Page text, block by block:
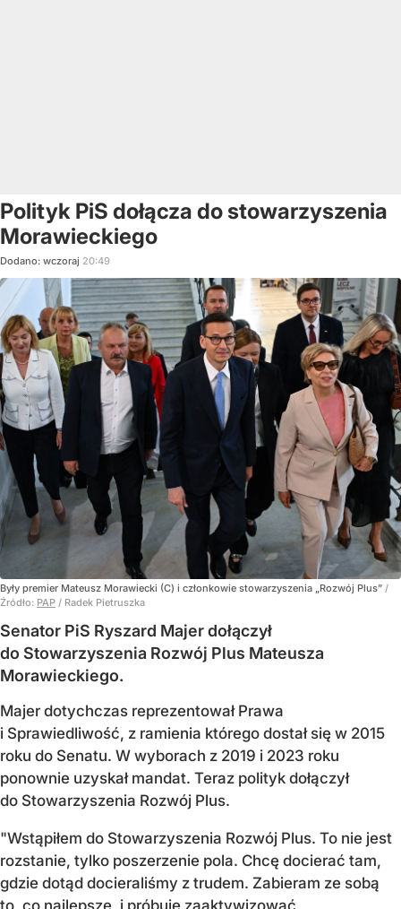
Polityk PiS dołącza do stowarzyszenia
Morawieckiego
Dodano: wczoraj 20:49
Były premier Mateusz Morawiecki (C) i członkowie stowarzyszenia „Rozwój Plus” /
Źródło: PAP / Radek Pietruszka
Senator PiS Ryszard Majer dołączył
do Stowarzyszenia Rozwój Plus Mateusza
Morawieckiego.
Majer dotychczas reprezentował Prawa
i Sprawiedliwość, z ramienia którego dostał się w 2015
roku do Senatu. W wyborach z 2019 i 2023 roku
ponownie uzyskał mandat. Teraz polityk dołączył
do Stowarzyszenia Rozwój Plus.
"Wstąpiłem do Stowarzyszenia Rozwój Plus. To nie jest
rozstanie, tylko poszerzenie pola. Chcę docierać tam,
gdzie dotąd docieraliśmy z trudem. Zabieram ze sobą